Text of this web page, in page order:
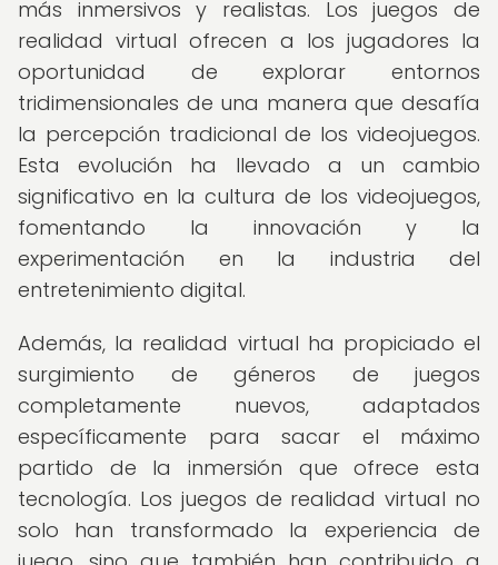
más inmersivos y realistas. Los juegos de
realidad virtual ofrecen a los jugadores la
oportunidad de explorar entornos
tridimensionales de una manera que desafía
la percepción tradicional de los videojuegos.
Esta evolución ha llevado a un cambio
significativo en la cultura de los videojuegos,
fomentando la innovación y la
experimentación en la industria del
entretenimiento digital.
Además, la realidad virtual ha propiciado el
surgimiento de géneros de juegos
completamente nuevos, adaptados
específicamente para sacar el máximo
partido de la inmersión que ofrece esta
tecnología. Los juegos de realidad virtual no
solo han transformado la experiencia de